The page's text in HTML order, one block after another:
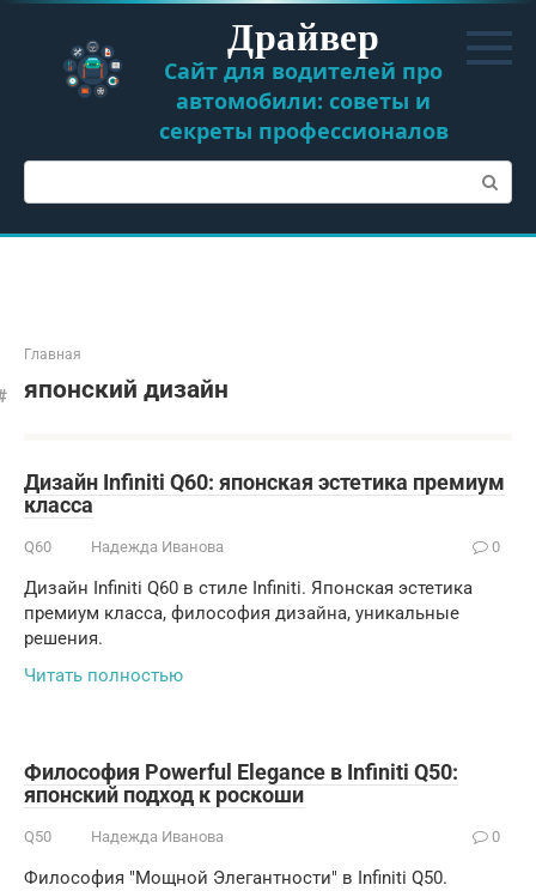
Перейти
контенту
Драйвер
Сайт для водителей про
автомобили: советы и
секреты профессионалов
Поиск:
Главная
японский дизайн
Дизайн Infiniti Q60: японская эстетика премиум
класса
Q60 Надежда Иванова 0
Дизайн Infiniti Q60 в стиле Infiniti. Японская эстетика
премиум класса, философия дизайна, уникальные
решения.
Читать полностью
Философия Powerful Elegance в Infiniti Q50:
японский подход к роскоши
Q50 Надежда Иванова 0
Философия "Мощной Элегантности" в Infiniti Q50.